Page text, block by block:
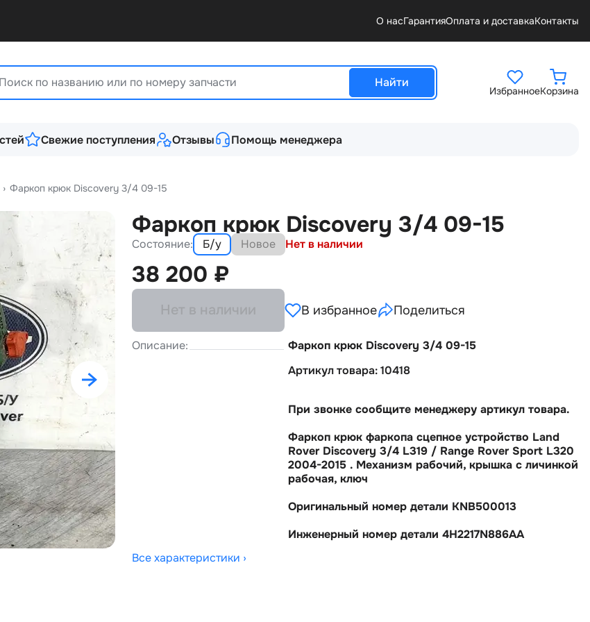
О насГарантияОплата и доставкаКонтакты
Найти
ИзбранноеКорзина
Свежие поступления Отзывы Помощь менеджера
› Фаркоп крюк Discovery 3/4 09-15
Фаркоп крюк Discovery 3/4 09-15
Состояние: Б/у Новое Нет в наличии
38 200 ₽
Нет в наличии В избранное Поделиться
Описание:
Фаркоп крюк Discovery 3/4 09-15
Артикул товара: 10418
При звонке сообщите менеджеру артикул товара.
Фаркоп крюк фаркопа сцепное устройство Land
Rover Discovery 3/4 L319 / Range Rover Sport L320
2004-2015 . Механизм рабочий, крышка с личинкой
рабочая, ключ
Оригинальный номер детали KNB500013
Инженерный номер детали 4H2217N886AA
Все характеристики ›